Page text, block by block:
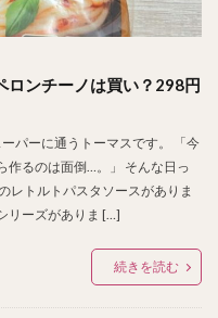
ロンチーノは買い？298円
パーに通うトーマスです。 「今
作るのは面倒…。」 そんな日っ
レトルトパスタソースがありま
リーズがありま […]
続きを読む